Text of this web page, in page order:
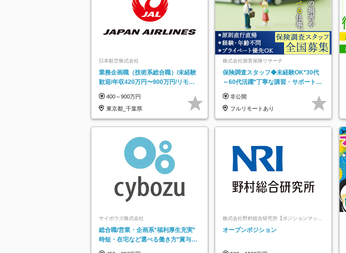
日本航空株式会社
業務企画職（技術系総合職）/未経験
歓迎/年収420万円〜900万円/リモー
400～900万円
東京都_千葉県
株式会社損害保険リサーチ
保険調査スタッフ◆未経験OK*30代
～60代活躍*丁寧な講習・サポートあ
託
非公開
フルリモートあり
サイボウズ株式会社
総合職/営業・企画系*福利厚生充実*
時短・在宅など選べる働き方*賞与年
株式会社野村総合研究所【ポジションマッチ
オープンポジション